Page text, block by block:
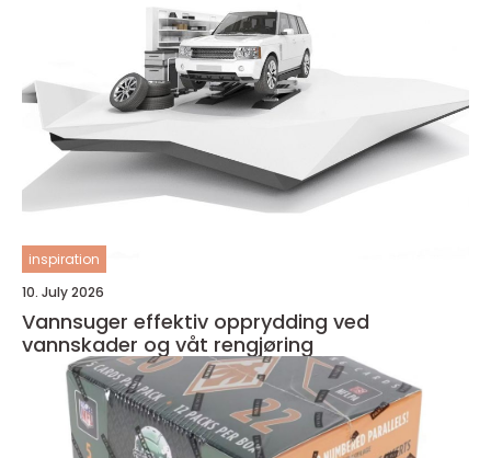
inspiration
10. July 2026
Vannsuger effektiv opprydding ved
vannskader og våt rengjøring